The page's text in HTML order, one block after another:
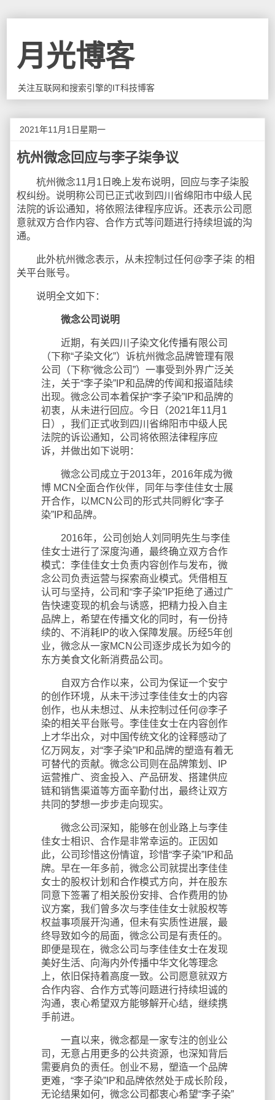
月光博客
关注互联网和搜索引擎的IT科技博客
2021年11月1日星期一
杭州微念回应与李子柒争议
杭州微念11月1日晚上发布说明，回应与李子柒股
权纠纷。说明称公司已正式收到四川省绵阳市中级人民
法院的诉讼通知，将依照法律程序应诉。还表示公司愿
意就双方合作内容、合作方式等问题进行持续坦诚的沟
通。
此外杭州微念表示，从未控制过任何@李子柒 的相
关平台账号。
说明全文如下：
微念公司说明
近期，有关四川子染文化传播有限公司
（下称“子染文化”）诉杭州微念品牌管理有限
公司（下称“微念公司”）一事受到外界广泛关
注，关于“李子染”IP和品牌的传闻和报道陆续
出现。微念公司本着保护“李子染”IP和品牌的
初衷，从未进行回应。今日（2021年11月1
日），我们正式收到四川省绵阳市中级人民
法院的诉讼通知，公司将依照法律程序应
诉，并做出如下说明：
微念公司成立于2013年，2016年成为微
博 MCN全面合作伙伴，同年与李佳佳女士展
开合作，以MCN公司的形式共同孵化“李子
染”IP和品牌。
2016年，公司创始人刘同明先生与李佳
佳女士进行了深度沟通，最终确立双方合作
模式：李佳佳女士负责内容创作与发布，微
念公司负责运营与探索商业模式。凭借相互
认可与坚持，公司和“李子染”IP拒绝了通过广
告快速变现的机会与诱惑，把精力投入自主
品牌上，希望在传播文化的同时，有一份持
续的、不消耗IP的收入保障发展。历经5年创
业，微念从一家MCN公司逐步成长为如今的
东方美食文化新消费品公司。
自双方合作以来，公司为保证一个安宁
的创作环境，从未干涉过李佳佳女士的内容
创作，也从未想过、从未控制过任何@李子
染的相关平台账号。李佳佳女士在内容创作
上才华出众，对中国传统文化的诠释感动了
亿万网友，对“李子染”IP和品牌的塑造有着无
可替代的贡献。微念公司则在品牌策划、IP
运营推广、资金投入、产品研发、搭建供应
链和销售渠道等方面辛勤付出，最终让双方
共同的梦想一步步走向现实。
微念公司深知，能够在创业路上与李佳
佳女士相识、合作是非常幸运的。正因如
此，公司珍惜这份情谊，珍惜“李子染”IP和品
牌。早在一年多前，微念公司就提出李佳佳
女士的股权计划和合作模式方向，并在股东
同意下签署了相关股份安排、合作费用的协
议方案，我们曾多次与李佳佳女士就股权等
权益事项展开沟通，但未有实质性进展，最
终导致如今的局面，微念公司是有责任的。
即便是现在，微念公司与李佳佳女士在发现
美好生活、向海内外传播中华文化等理念
上，依旧保持着高度一致。公司愿意就双方
合作内容、合作方式等问题进行持续坦诚的
沟通，衷心希望双方能够解开心结，继续携
手前进。
一直以来，微念都是一家专注的创业公
司，无意占用更多的公共资源，也深知背后
需要肩负的责任。创业不易，塑造一个品牌
更难，“李子染”IP和品牌依然处于成长阶段，
无论结果如何，微念公司都衷心希望“李子染”